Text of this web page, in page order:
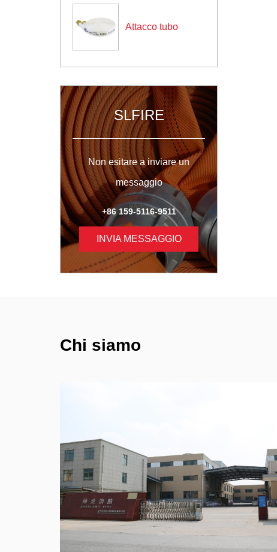
Attacco tubo
SLFIRE
Non esitare a inviare un
messaggio
+86 159-5116-9511
INVIA MESSAGGIO
Chi siamo